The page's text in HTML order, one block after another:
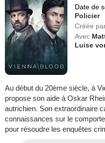
Date de
Policier
Créée
Avec
Luise
Au début du 20ème siècle, à
propose son aide à Oskar
autrichien. Son extraordinaire
connaissances sur le
pour résoudre les enquêtes